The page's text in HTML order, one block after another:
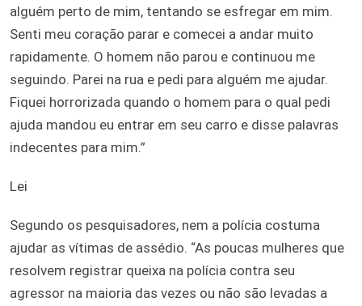
alguém perto de mim, tentando se esfregar em mim.
Senti meu coração parar e comecei a andar muito
rapidamente. O homem não parou e continuou me
seguindo. Parei na rua e pedi para alguém me ajudar.
Fiquei horrorizada quando o homem para o qual pedi
ajuda mandou eu entrar em seu carro e disse palavras
indecentes para mim.”
Lei
Segundo os pesquisadores, nem a polícia costuma
ajudar as vítimas de assédio. “As poucas mulheres que
resolvem registrar queixa na polícia contra seu
agressor na maioria das vezes ou não são levadas a